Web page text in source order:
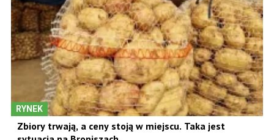
RYNEK
Zbiory trwają, a ceny stoją w miejscu. Taka jest